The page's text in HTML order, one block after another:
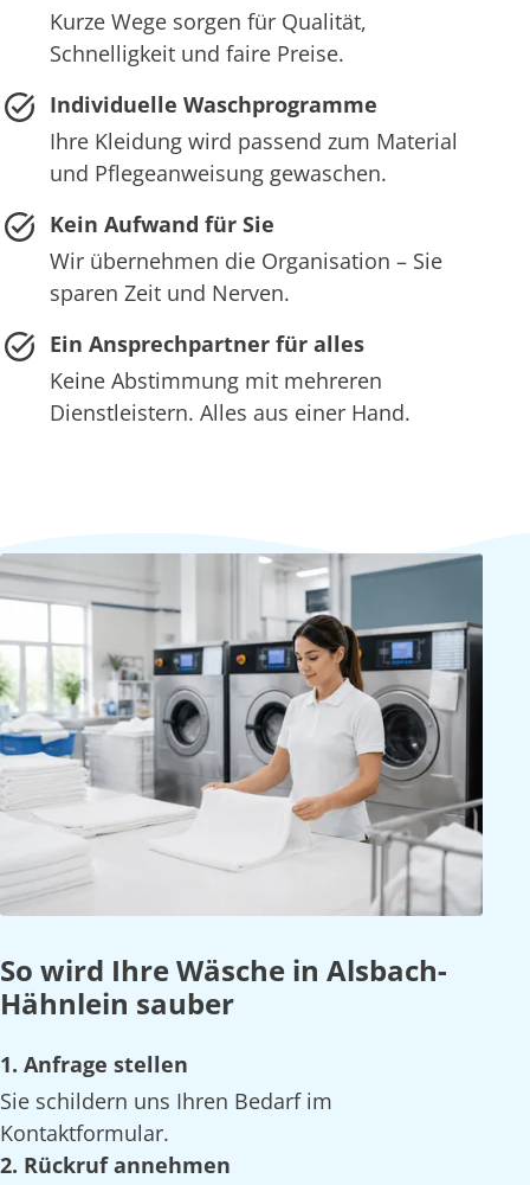
Kurze Wege sorgen für Qualität,
Schnelligkeit und faire Preise.
Individuelle Waschprogramme
Ihre Kleidung wird passend zum Material
und Pflegeanweisung gewaschen.
Kein Aufwand für Sie
Wir übernehmen die Organisation – Sie
sparen Zeit und Nerven.
Ein Ansprechpartner für alles
Keine Abstimmung mit mehreren
Dienstleistern. Alles aus einer Hand.
So wird Ihre Wäsche in Alsbach-
Hähnlein sauber
1. Anfrage stellen
Sie schildern uns Ihren Bedarf im
Kontaktformular.
2. Rückruf annehmen